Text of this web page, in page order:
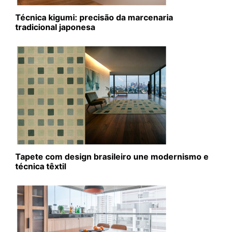
Técnica kigumi: precisão da marcenaria
tradicional japonesa
Tapete com design brasileiro une modernismo e
técnica têxtil